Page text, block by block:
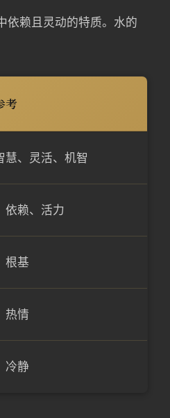
依赖且灵动的特质。水的
考
慧、灵活、机智
依赖、活力
根基
热情
冷静